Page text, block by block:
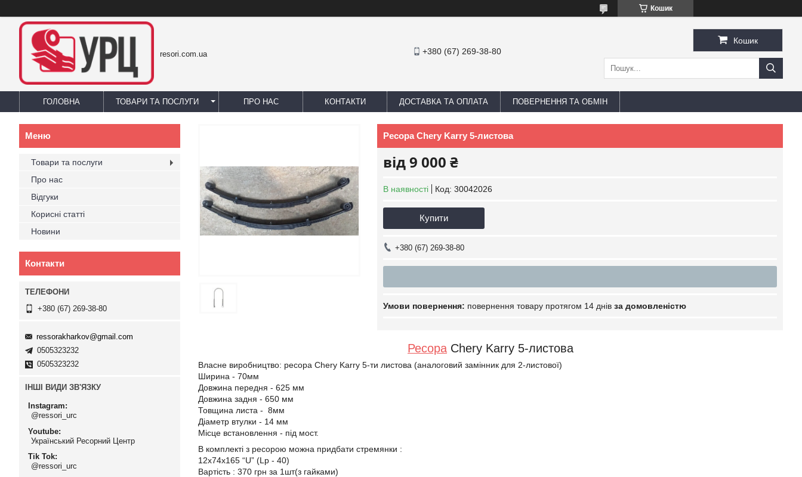
Кошик
resori.com.ua +380 (67) 269-38-80
Кошик
ГОЛОВНА ТОВАРИ ТА ПОСЛУГИ ПРО НАС КОНТАКТИ ДОСТАВКА ТА ОПЛАТА ПОВЕРНЕННЯ ТА ОБМІН
Ресора Chery Karry 5-листова
від9 000 ₴
В наявності Код: 30042026
Купити
+380 (67) 269-38-80
повернення товару протягом 14 днів за домовленістю
Ресора Chery Karry 5-листова
Власне виробництво: ресора Chery Karry 5-ти листова (аналоговий замінник для 2-листової)
Ширина - 70мм
Довжина передня - 625 мм
Довжина задня - 650 мм
Товщина листа - 8мм
Діаметр втулки - 14 мм
Місце встановлення - під мост.
В комплекті з ресорою можна придбати стремянки :
12х74х165 “U” (Lp - 40)
Вартість : 370 грн за 1шт(з гайками)
Товари та послуги
Про нас
Відгуки
Корисні статті
Новини
Контакти
+380 (67) 269-38-80
ressorakharkov@gmail.com
0505323232
0505323232
ІНШІ ВИДИ ЗВ'ЯЗКУ
Instagram
@ressori_urc
Youtube
Український Ресорний Центр
Tik Tok
@ressori_urc